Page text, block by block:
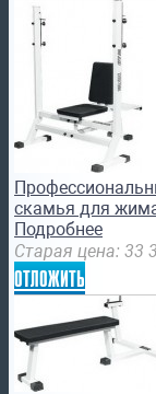
скамья для
Подробнее
Старая цена: 33
отложить